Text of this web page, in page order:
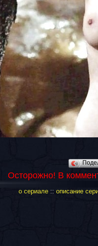
Осторожно! В
о сериале:: описание